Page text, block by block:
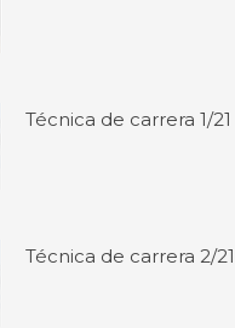
Técnica de carrera 1/21
Técnica de carrera 2/21